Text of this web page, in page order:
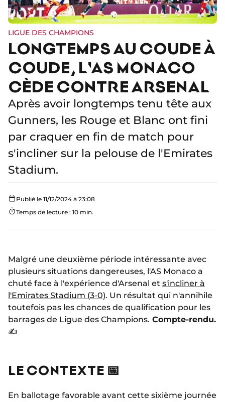
LIGUE DES CHAMPIONS
LONGTEMPS AU COUDE À
COUDE, L'AS MONACO
CÈDE CONTRE ARSENAL
Après avoir longtemps tenu tête aux
Gunners, les Rouge et Blanc ont fini
par craquer en fin de match pour
s'incliner sur la pelouse de l'Emirates
Stadium.
Publié le 11/12/2024 à 23:08
Temps de lecture : 10 min.
Malgré une deuxième période intéressante avec
plusieurs situations dangereuses, l'AS Monaco a
chuté face à l'expérience d'Arsenal et s'incliner à
l'Emirates Stadium (3-0). Un résultat qui n'annihile
toutefois pas les chances de qualification pour les
barrages de Ligue des Champions. Compte-rendu.
✍️
LE CONTEXTE 📅
En ballotage favorable avant cette sixième journée